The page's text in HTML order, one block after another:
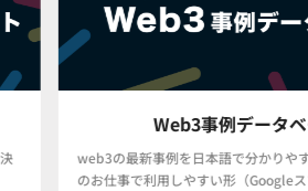
Web3事例データ
web3の最新事例を日本語で分かりや
のお仕事で利用しやすい形（Google